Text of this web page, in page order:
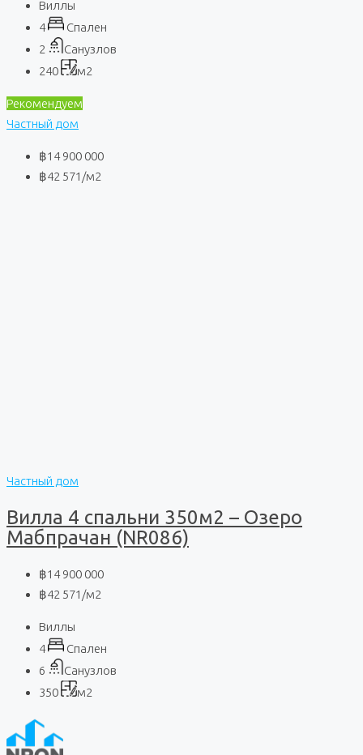
Виллы
4
Спален
2
Санузлов
240
м2
Рекомендуем
Частный дом
฿14 900 000
฿42 571 /м2
Частный дом
Вилла 4 спальни 350м2 – Озеро
Мабпрачан (NR086)
฿14 900 000
฿42 571 /м2
Виллы
4
Спален
6
Санузлов
350
м2